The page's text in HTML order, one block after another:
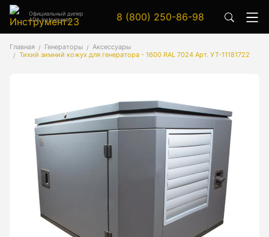
Официальный дилер
ADA Instruments
8 (800) 250-86-98
Главная Генераторы
Аксессуары
Тихий зимний кожух для генератора - 1600 RAL 7024 Арт. УТ-11181722
Аксессуары
Аксессуары к геодезическим приборам
Генератор сигналов
Генератор сигналов специальной формы
Цифровой осциллограф
Генераторы
Аксессуары